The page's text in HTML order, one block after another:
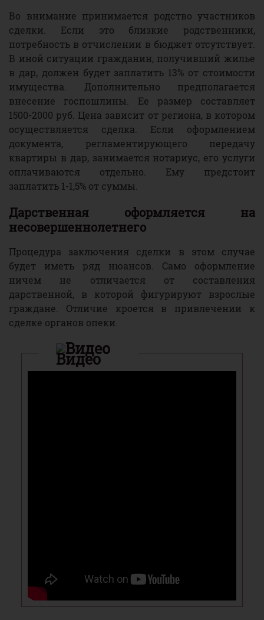
Во внимание принимается родство участников
сделки. Если это близкие родственники,
потребность в отчислении в бюджет отсутствует.
В иной ситуации гражданин, получивший жилье
в дар, должен будет заплатить 13% от стоимости
имущества. Дополнительно предполагается
внесение госпошлины. Ее размер составляет
1500-2000 руб. Цена зависит от региона, в котором
осуществляется сделка. Если оформлением
документа, регламентирующего передачу
квартиры в дар, занимается нотариус, его услуги
оплачиваются отдельно. Ему предстоит
заплатить 1-1,5% от суммы.
Дарственная оформляется на
несовершеннолетнего
Процедура заключения сделки в этом случае
будет иметь ряд нюансов. Само оформление
ничем не отличается от составления
дарственной, в которой фигурируют взрослые
граждане. Отличие кроется в привлечении к
сделке органов опеки.
Видео